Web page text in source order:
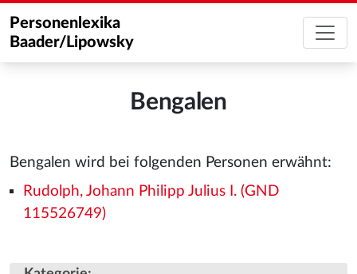
Personenlexika
Baader/Lipowsky
Bengalen
Bengalen wird bei folgenden Personen erwähnt:
Rudolph, Johann Philipp Julius I. (GND
115526749)